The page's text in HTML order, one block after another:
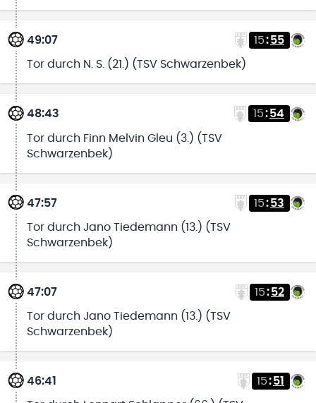
49:07 15:55
Tor durch N. S. (21.) (TSV Schwarzenbek)
48:43 15:54
Tor durch Finn Melvin Gleu (3.) (TSV
Schwarzenbek)
47:57 15:53
Tor durch Jano Tiedemann (13.) (TSV
Schwarzenbek)
47:07 15:52
Tor durch Jano Tiedemann (13.) (TSV
Schwarzenbek)
46:41 15:51